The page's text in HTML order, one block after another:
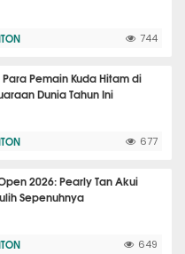
744
Pemain Kuda Hitam di
Dunia Tahun Ini
677
2026: Pearly Tan Akui
Sepenuhnya
649